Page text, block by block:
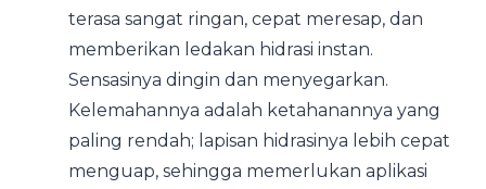
terasa sangat ringan, cepat meresap, dan
memberikan ledakan hidrasi instan.
Sensasinya dingin dan menyegarkan.
Kelemahannya adalah ketahanannya yang
paling rendah; lapisan hidrasinya lebih cepat
menguap, sehingga memerlukan aplikasi